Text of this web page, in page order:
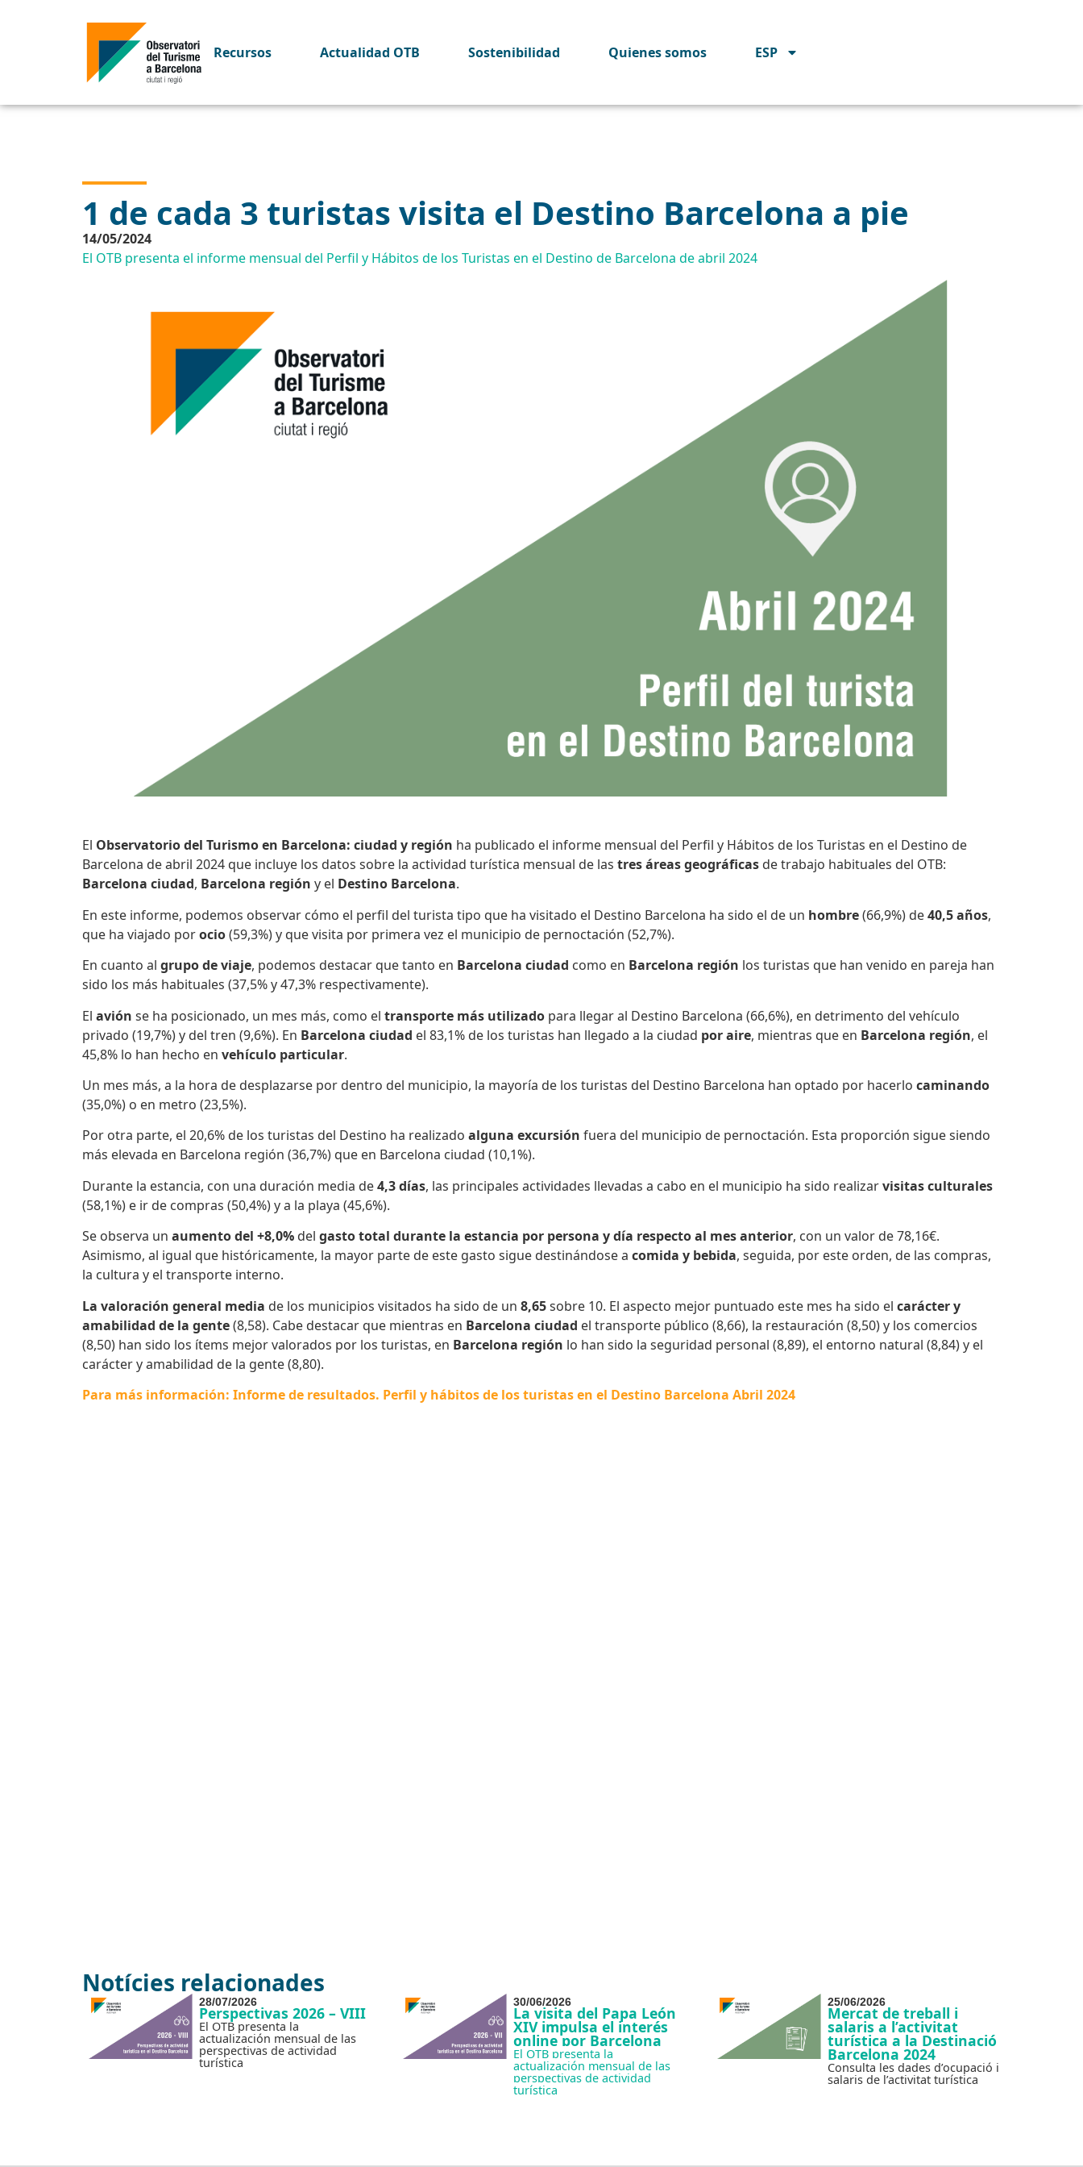
Recursos Actualidad OTB Sostenibilidad Quienes somos ESP
1 de cada 3 turistas visita el Destino Barcelona a pie
14/05/2024
El OTB presenta el informe mensual del Perfil y Hábitos de los Turistas en el Destino de Barcelona de abril 2024
El Observatorio del Turismo en Barcelona: ciudad y región ha publicado el informe mensual del Perfil y Hábitos de los Turistas en el Destino de
Barcelona de abril 2024 que incluye los datos sobre la actividad turística mensual de las tres áreas geográficas de trabajo habituales del OTB:
Barcelona ciudad, Barcelona región y el Destino Barcelona.
En este informe, podemos observar cómo el perfil del turista tipo que ha visitado el Destino Barcelona ha sido el de un hombre(66,9%) de40,5 años,
que ha viajado porocio(59,3%) y que visita por primera vez el municipio de pernoctación (52,7%).
En cuanto al grupo de viaje, podemos destacar que tanto en Barcelona ciudad como en Barcelona región los turistas que han venido en pareja han
sido los más habituales (37,5% y 47,3% respectivamente).
El avión se ha posicionado, un mes más, como el transporte más utilizado para llegar al Destino Barcelona (66,6%), en detrimento del vehículo
privado (19,7%) y del tren (9,6%). En Barcelona ciudad el 83,1% de los turistas han llegado a la ciudad por aire, mientras que en Barcelona región, el
45,8% lo han hecho en vehículo particular.
Un mes más, a la hora de desplazarse por dentro del municipio, la mayoría de los turistas del Destino Barcelona han optado por hacerlo caminando
(35,0%) o en metro (23,5%).
Por otra parte, el 20,6% de los turistas del Destino ha realizado alguna excursión fuera del municipio de pernoctación. Esta proporción sigue siendo
más elevada en Barcelona región (36,7%) que en Barcelona ciudad (10,1%).
Durante la estancia, con una duración media de4,3 días, las principales actividades llevadas a cabo en el municipio ha sido realizarvisitas culturales
(58,1%) e ir de compras (50,4%) y a la playa (45,6%).
Se observa un aumento del +8,0% del gasto total durante la estancia por persona y día respecto al mes anterior, con un valor de 78,16€.
Asimismo, al igual que históricamente, la mayor parte de este gasto sigue destinándose a comida y bebida, seguida, por este orden, de las compras,
la cultura y el transporte interno.
La valoración general media de los municipios visitados ha sido de un 8,65sobre 10. El aspecto mejor puntuado este mes ha sido el carácter y
amabilidad de la gente(8,58). Cabe destacar que mientras en Barcelona ciudad el transporte público (8,66), la restauración (8,50) y los comercios
(8,50) han sido los ítems mejor valorados por los turistas, en Barcelona región lo han sido la seguridad personal (8,89), el entorno natural (8,84) y el
carácter y amabilidad de la gente (8,80).
Para más información: Informe de resultados. Perfil y hábitos de los turistas en el Destino Barcelona Abril 2024
Notícies relacionades
28/07/2026
Perspectivas 2026 – VIII
El OTB presenta la
actualización mensual de las
perspectivas de actividad
turística
30/06/2026
La visita del Papa León
XIV impulsa el interés
online por Barcelona
El OTB presenta la
actualización mensual de las
perspectivas de actividad
turística
25/06/2026
Mercat de treball i
salaris a l’activitat
turística a la Destinació
Barcelona 2024
Consulta les dades d’ocupació i
salaris de l’activitat turística